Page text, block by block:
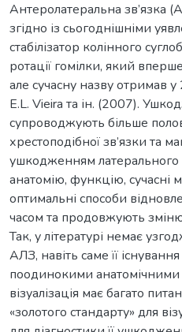
Антеролатеральна зв’язка
згідно із сьогоднішніми
стабілізатор колінного
ротації гомілки, який
але сучасну назву отримав
E.L. Vieira та ін. (2007).
супроводжують більше
хрестоподібної зв’язки та
ушкодженням латерального
анатомію, функцію, сучасні
оптимальні способи
часом та продовжують
Так, у літературі немає
АЛЗ, навіть саме її
поодинокими анатомічними
візуалізація має багато
«золотого стандарту» для